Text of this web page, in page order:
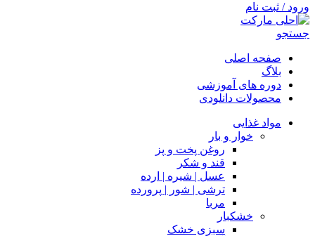
ورود / ثبت نام
جستجو
صفحه اصلی
بلاگ
دوره های آموزشی
محصولات دانلودی
مواد غذایی
خوار و بار
روغن پخت و پز
قند و شکر
عسل | شیره | ارده
ترشی | شور | پرورده
مربا
خشکبار
سبزی خشک